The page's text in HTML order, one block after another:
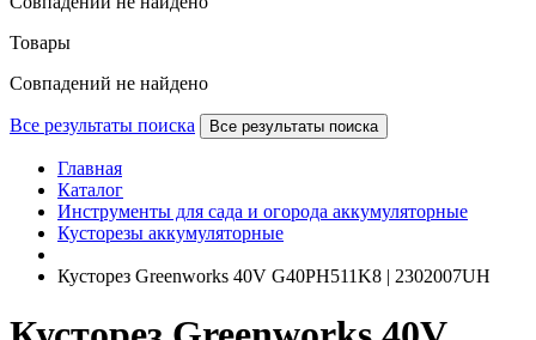
Товары
Совпадений не найдено
Все результаты поиска Все результаты поиска
Главная
Каталог
Инструменты для сада и огорода аккумуляторные
Кусторезы аккумуляторные
Кусторез Greenworks 40V G40PH511K8 | 2302007UH